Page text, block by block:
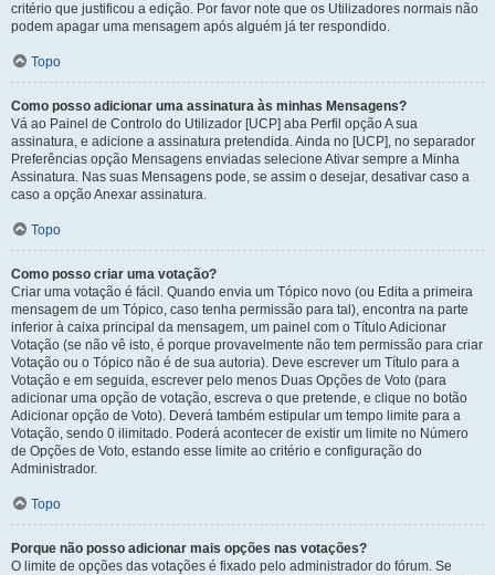
critério que justificou a edição. Por favor note que os Utilizadores normais não
podem apagar uma mensagem após alguém já ter respondido.
Topo
Como posso adicionar uma assinatura às minhas Mensagens?
Vá ao Painel de Controlo do Utilizador [UCP] aba Perfil opção A sua
assinatura, e adicione a assinatura pretendida. Ainda no [UCP], no separador
Preferências opção Mensagens enviadas selecione Ativar sempre a Minha
Assinatura. Nas suas Mensagens pode, se assim o desejar, desativar caso a
caso a opção Anexar assinatura.
Topo
Como posso criar uma votação?
Criar uma votação é fácil. Quando envia um Tópico novo (ou Edita a primeira
mensagem de um Tópico, caso tenha permissão para tal), encontra na parte
inferior à caixa principal da mensagem, um painel com o Título Adicionar
Votação (se não vê isto, é porque provavelmente não tem permissão para criar
Votação ou o Tópico não é de sua autoria). Deve escrever um Título para a
Votação e em seguida, escrever pelo menos Duas Opções de Voto (para
adicionar uma opção de votação, escreva o que pretende, e clique no botão
Adicionar opção de Voto). Deverá também estipular um tempo limite para a
Votação, sendo 0 ilimitado. Poderá acontecer de existir um limite no Número
de Opções de Voto, estando esse limite ao critério e configuração do
Administrador.
Topo
Porque não posso adicionar mais opções nas votações?
O limite de opções das votações é fixado pelo administrador do fórum. Se